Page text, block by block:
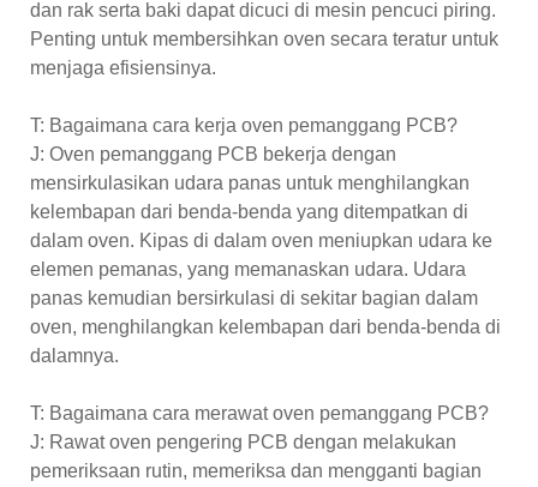
dan rak serta baki dapat dicuci di mesin pencuci piring.
Penting untuk membersihkan oven secara teratur untuk
menjaga efisiensinya.
T: Bagaimana cara kerja oven pemanggang PCB?
J: Oven pemanggang PCB bekerja dengan
mensirkulasikan udara panas untuk menghilangkan
kelembapan dari benda-benda yang ditempatkan di
dalam oven. Kipas di dalam oven meniupkan udara ke
elemen pemanas, yang memanaskan udara. Udara
panas kemudian bersirkulasi di sekitar bagian dalam
oven, menghilangkan kelembapan dari benda-benda di
dalamnya.
T: Bagaimana cara merawat oven pemanggang PCB?
J: Rawat oven pengering PCB dengan melakukan
pemeriksaan rutin, memeriksa dan mengganti bagian